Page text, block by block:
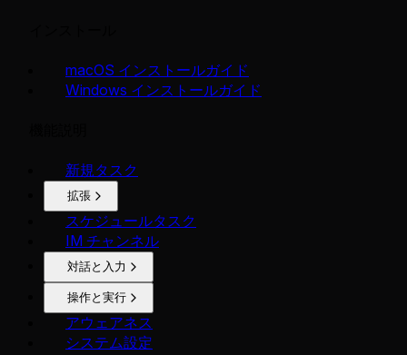
macOS インストールガイド
Windows インストールガイド
新規タスク
拡張
スケジュールタスク
IM チャンネル
対話と入力
操作と実行
アウェアネス
システム設定